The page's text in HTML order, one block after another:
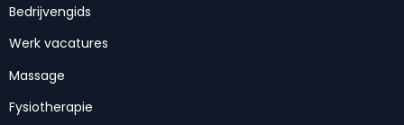
Bedrijvengids
Werk vacatures
Massage
Fysiotherapie